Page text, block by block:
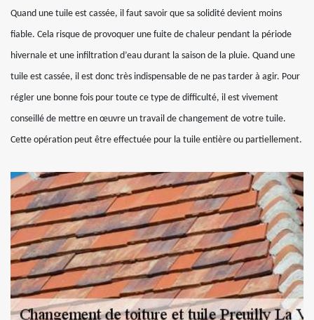
Quand une tuile est cassée, il faut savoir que sa solidité devient moins
fiable. Cela risque de provoquer une fuite de chaleur pendant la période
hivernale et une infiltration d’eau durant la saison de la pluie. Quand une
tuile est cassée, il est donc très indispensable de ne pas tarder à agir. Pour
régler une bonne fois pour toute ce type de difficulté, il est vivement
conseillé de mettre en œuvre un travail de changement de votre tuile.
Cette opération peut être effectuée pour la tuile entière ou partiellement.